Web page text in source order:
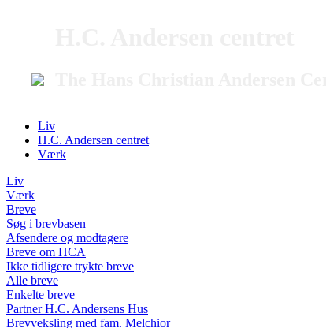
Liv
H.C. Andersen centret
Værk
Liv
Værk
Breve
Søg i brevbasen
Afsendere og modtagere
Breve om HCA
Ikke tidligere trykte breve
Alle breve
Enkelte breve
Partner H.C. Andersens Hus
Brevveksling med fam. Melchior